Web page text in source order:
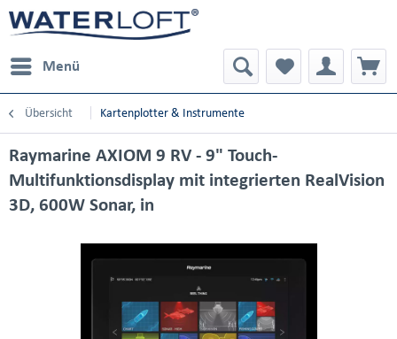
Menü
Übersicht Kartenplotter & Instrumente
Raymarine AXIOM 9 RV - 9" Touch-
Multifunktionsdisplay mit integrierten RealVision
3D, 600W Sonar, in